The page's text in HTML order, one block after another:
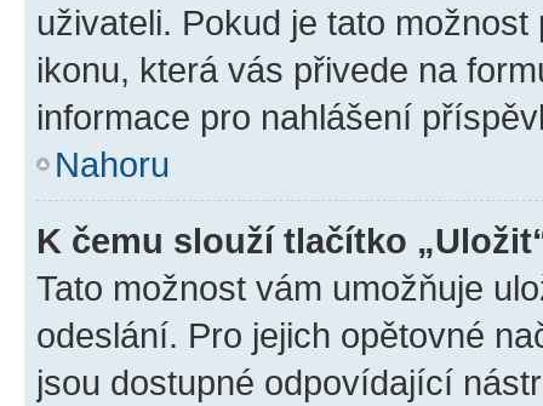
uživateli. Pokud je tato
ikonu, která vás přivede na
informace pro nahlášení
Nahoru
K čemu slouží tlačítko
Tato možnost vám umožňuje
odeslání. Pro jejich opětovné
jsou dostupné odpovídající